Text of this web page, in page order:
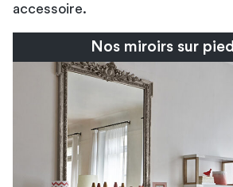
accessoire.
Nos miroirs sur pied